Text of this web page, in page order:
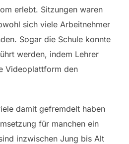
erlebt. Sitzungen waren
sich viele Arbeitnehmer
Sogar die Schule konnte
werden, indem Lehrer
Videoplattform den
damit gefremdelt haben
für manchen ein
inzwischen Jung bis Alt